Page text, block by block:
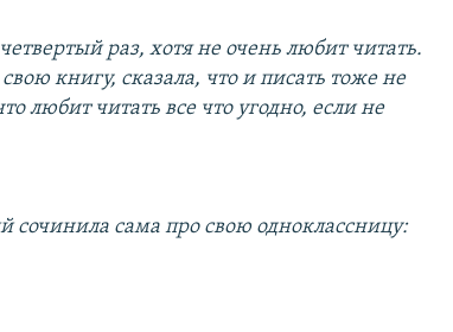
раз, хотя не очень любит читать.
книгу, сказала, что и писать тоже не
любит читать все что угодно, если не
сочинила сама про свою одноклассницу: